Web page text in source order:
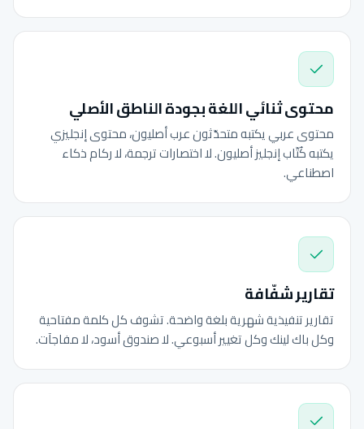
محتوى ثنائي اللغة بجودة الناطق الأصلي
محتوى عربي يكتبه متحدّثون عرب أصليون، محتوى إنجليزي
يكتبه كُتّاب إنجليز أصليون. لا اختصارات ترجمة، لا ركام ذكاء
اصطناعي.
تقارير شفّافة
تقارير تنفيذية شهرية بلغة واضحة. تشوف كل كلمة مفتاحية
وكل باك لينك وكل تغيير أسبوعي. لا صندوق أسود، لا مفاجآت.